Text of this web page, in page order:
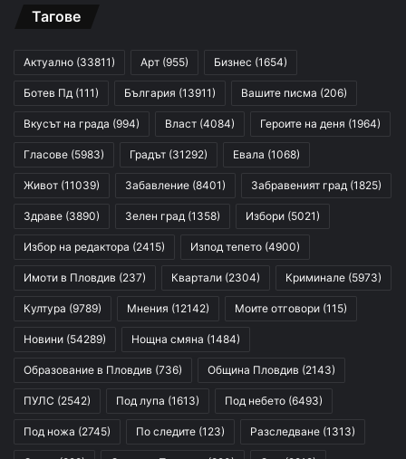
Тагове
Актуално (33811) Арт (955) Бизнес (1654)
Ботев Пд (111) България (13911) Вашите писма (206)
Вкусът на града (994) Власт (4084) Героите на деня (1964)
Гласове (5983) Градът (31292) Евала (1068)
Живот (11039) Забавление (8401) Забравеният град (1825)
Здраве (3890) Зелен град (1358) Избори (5021)
Избор на редактора (2415) Изпод тепето (4900)
Имоти в Пловдив (237) Квартали (2304) Криминале (5973)
Култура (9789) Мнения (12142) Моите отговори (115)
Новини (54289) Нощна смяна (1484)
Образование в Пловдив (736) Община Пловдив (2143)
ПУЛС (2542) Под лупа (1613) Под небето (6493)
Под ножа (2745) По следите (123) Разследване (1313)